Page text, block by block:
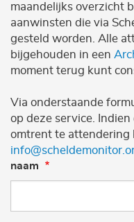
maandelijks overzicht
aanwinsten die via
gesteld worden. Alle
bijgehouden in een
moment terug kunt
Via onderstaande
op deze service.
omtrent te attendering
naam